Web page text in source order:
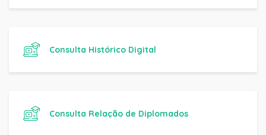
Consulta Histórico Digital
Consulta Relação de Diplomados